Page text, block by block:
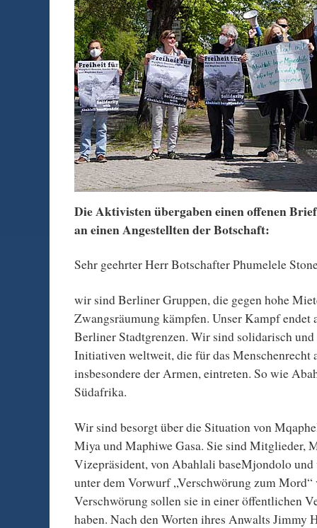
Die Aktivisten übergaben einen offenen
an einen Angestellten der Botschaft:
Sehr geehrter Herr Botschafter Phumelele
wir sind Berliner Gruppen, die gegen hohe
Zwangsräumung kämpfen. Unser Kampf endet
Berliner Stadtgrenzen. Wir sind solidarisch
Initiativen weltweit, die für das Menschenrecht
insbesondere der Armen, eintreten. So wie
Südafrika.
Wir sind besorgt über die Situation von
Miya und Maphiwe Gasa. Sie sind Mitglieder,
Vizepräsident, von Abahlali baseMjondolo
unter dem Vorwurf „Verschwörung zum Mord“
Verschwörung sollen sie in einer öffentlichen
haben. Nach den Worten ihres Anwalts Jimmy